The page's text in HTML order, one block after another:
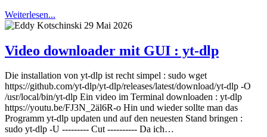
Weiterlesen...
29 Mai 2026
Video downloader mit GUI : yt-dlp
Die installation von yt-dlp ist recht simpel : sudo wget
https://github.com/yt-dlp/yt-dlp/releases/latest/download/yt-dlp -O
/usr/local/bin/yt-dlp Ein video im Terminal downloaden : yt-dlp
https://youtu.be/FJ3N_2äl6R-o Hin und wieder sollte man das
Programm yt-dlp updaten und auf den neuesten Stand bringen :
sudo yt-dlp -U --------- Cut ---------- Da ich…